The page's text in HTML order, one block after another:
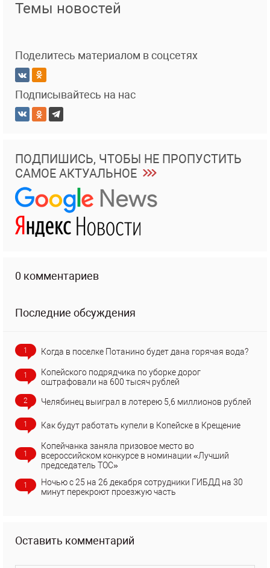
Темы новостей
Поделитесь материалом в соцсетях
Подписывайтесь на нас
ПОДПИШИСЬ, ЧТОБЫ НЕ ПРОПУСТИТЬ
САМОЕ АКТУАЛЬНОЕ
0 комментариев
Последние обсуждения
1 Когда в поселке Потанино будет дана горячая вода?
1
Копейского подрядчика по уборке дорог
оштрафовали на 600 тысяч рублей
2 Челябинец выиграл в лотерею 5,6 миллионов рублей
1 Как будут работать купели в Копейске в Крещение
1
Копейчанка заняла призовое место во
всероссийском конкурсе в номинации «Лучший
председатель ТОС»
1
Ночью с 25 на 26 декабря сотрудники ГИБДД на 30
минут перекроют проезжую часть
Оставить комментарий